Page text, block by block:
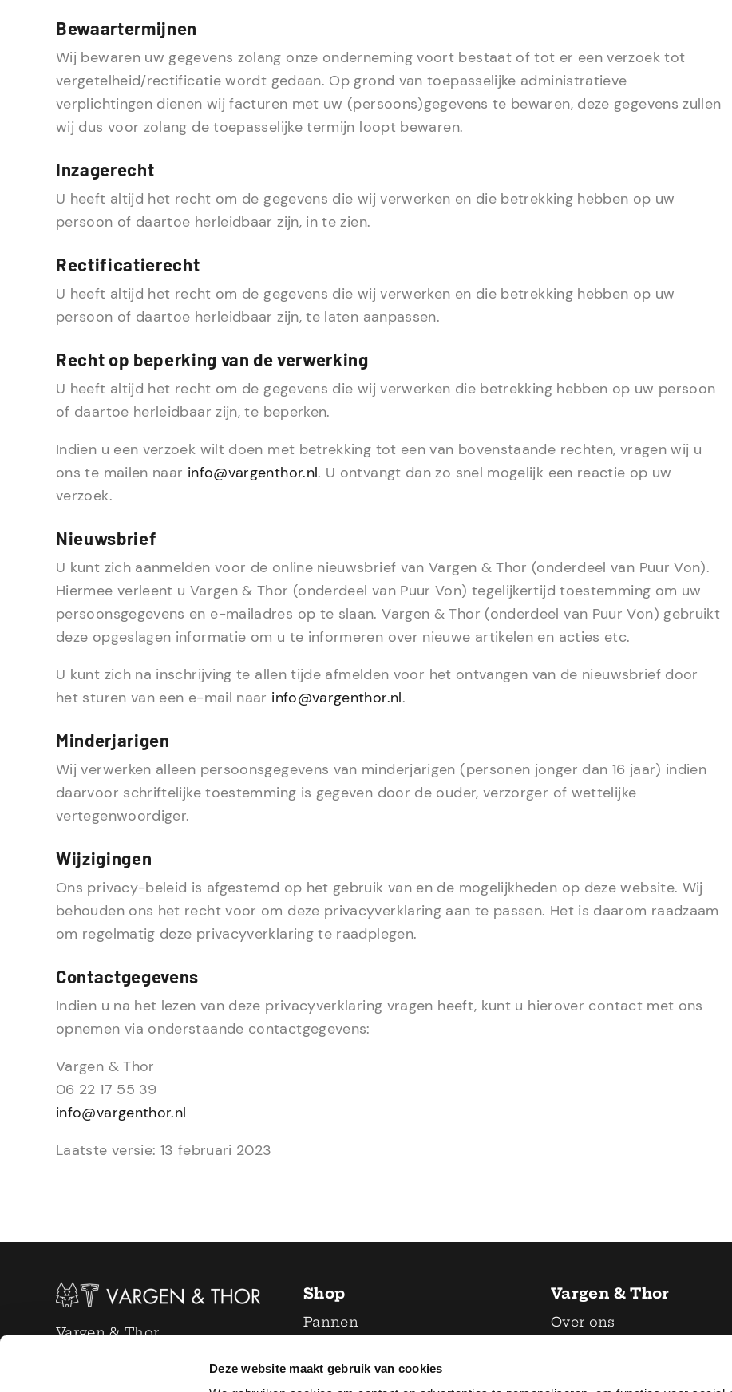
Deze website maakt gebruik van cookies
Bewaartermijnen
Wij bewaren uw gegevens zolang onze onderneming voort bestaat of tot er een verzoek tot
vergetelheid/rectificatie wordt gedaan. Op grond van toepasselijke administratieve
verplichtingen dienen wij facturen met uw (persoons)gegevens te bewaren, deze gegevens zullen
wij dus voor zolang de toepasselijke termijn loopt bewaren.
Inzagerecht
U heeft altijd het recht om de gegevens die wij verwerken en die betrekking hebben op uw
persoon of daartoe herleidbaar zijn, in te zien.
Rectificatierecht
U heeft altijd het recht om de gegevens die wij verwerken en die betrekking hebben op uw
persoon of daartoe herleidbaar zijn, te laten aanpassen.
Recht op beperking van de verwerking
U heeft altijd het recht om de gegevens die wij verwerken die betrekking hebben op uw persoon
of daartoe herleidbaar zijn, te beperken.
Indien u een verzoek wilt doen met betrekking tot een van bovenstaande rechten, vragen wij u
ons te mailen naar info@vargenthor.nl. U ontvangt dan zo snel mogelijk een reactie op uw
verzoek.
Nieuwsbrief
U kunt zich aanmelden voor de online nieuwsbrief van Vargen & Thor (onderdeel van Puur Von).
Hiermee verleent u Vargen & Thor (onderdeel van Puur Von) tegelijkertijd toestemming om uw
persoonsgegevens en e-mailadres op te slaan. Vargen & Thor (onderdeel van Puur Von) gebruikt
deze opgeslagen informatie om u te informeren over nieuwe artikelen en acties etc.
U kunt zich na inschrijving te allen tijde afmelden voor het ontvangen van de nieuwsbrief door
het sturen van een e-mail naar info@vargenthor.nl.
Minderjarigen
Wij verwerken alleen persoonsgegevens van minderjarigen (personen jonger dan 16 jaar) indien
daarvoor schriftelijke toestemming is gegeven door de ouder, verzorger of wettelijke
vertegenwoordiger.
Wijzigingen
Ons privacy-beleid is afgestemd op het gebruik van en de mogelijkheden op deze website. Wij
behouden ons het recht voor om deze privacyverklaring aan te passen. Het is daarom raadzaam
om regelmatig deze privacyverklaring te raadplegen.
Contactgegevens
Indien u na het lezen van deze privacyverklaring vragen heeft, kunt u hierover contact met ons
opnemen via onderstaande contactgegevens:
Vargen & Thor
06 22 17 55 39
info@vargenthor.nl
Laatste versie: 13 februari 2023
Vargen & Thor
info@vargenthor.nl
Shop
Pannen
Glazen & servies
Vargen & Thor
Over ons